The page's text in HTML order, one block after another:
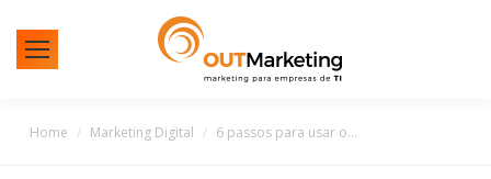
You are here:
Home Marketing Digital 6 passos para usar o…